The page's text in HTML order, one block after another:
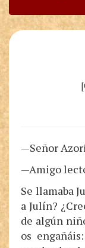
—Señor
—Amigo
Se llamaba
a Julín?
de algún
os